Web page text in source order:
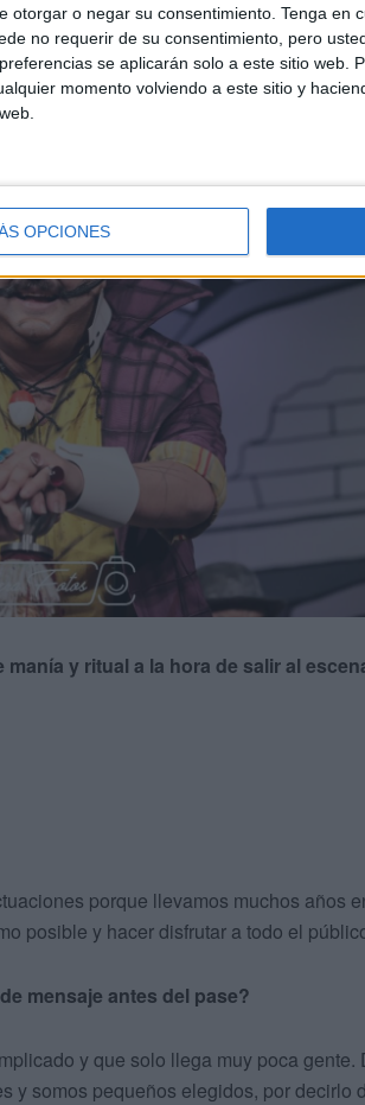
otorgar o negar su consentimiento. Tenga en
no requerir de su consentimiento, pero
se aplicarán solo a este sitio web.
momento volviendo a este sitio y
OPCIONES
y ritual a la hora de salir al
porque llevamos muchos años
posible y hacer disfrutar a todo el
mensaje antes del pase?
y que solo llega muy poca gente.
y somos pequeños elegidos, por decirlo